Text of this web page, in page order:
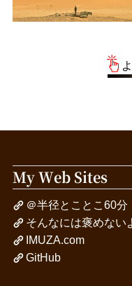
My Web Sites
＠半径とことこ60分
そんなには褒めない
IMUZA.com
GitHub